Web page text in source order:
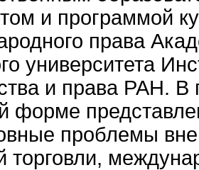
и программой
права
университета
и права РАН. В
форме
проблемы
торговли,